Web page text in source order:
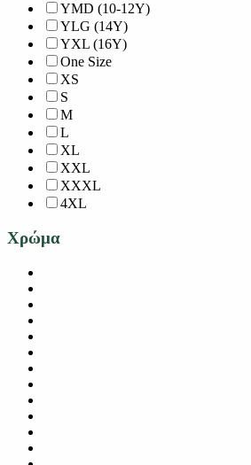
YMD (10-12Y)
YLG (14Y)
YXL (16Y)
One Size
XS
S
M
L
XL
XXL
XXXL
4XL
Χρώμα